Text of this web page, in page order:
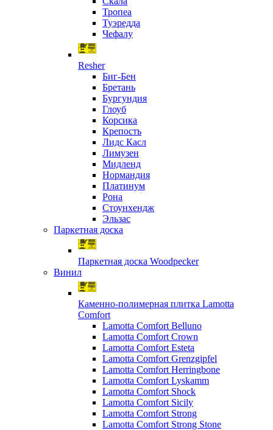
Тропеа
Туэредда
Чефалу
Resher
Биг-Бен
Бретань
Бургундия
Глоуб
Корсика
Крепость
Лидс Касл
Лимузен
Мидленд
Нормандия
Платинум
Рона
Стоунхендж
Эльзас
Паркетная доска
Паркетная доска Woodpecker
Винил
Каменно-полимерная плитка Lamotta
Comfort
Lamotta Comfort Belluno
Lamotta Comfort Crown
Lamotta Comfort Esteta
Lamotta Comfort Grenzgipfel
Lamotta Comfort Herringbone
Lamotta Comfort Lyskamm
Lamotta Comfort Shock
Lamotta Comfort Sicily
Lamotta Comfort Strong
Lamotta Comfort Strong Stone